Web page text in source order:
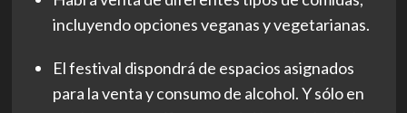
incluyendo opciones veganas y vegetarianas.
El festival dispondrá de espacios asignados
para la venta y consumo de alcohol. Y sólo en